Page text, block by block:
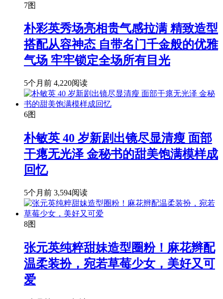
7图
朴彩英秀场亮相贵气感拉满 精致造型
搭配从容神态 自带名门千金般的优雅
气场 牢牢锁定全场所有目光
5个月前 4,220阅读
6图
朴敏英 40 岁新剧出镜尽显清瘦 面部
干瘪无光泽 金秘书的甜美饱满模样成
回忆
5个月前 3,594阅读
8图
张元英纯粹甜妹造型圈粉！麻花辫配
温柔装扮，宛若草莓少女，美好又可
爱